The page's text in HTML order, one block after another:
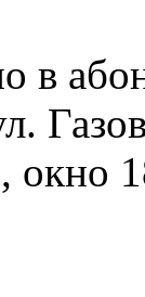
в
окно